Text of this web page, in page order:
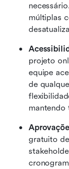
múltiplas
projeto
equipe
de
mantendo
gratuito